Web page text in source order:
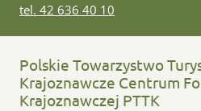
tel:
tel. 42 636 40 10
Polskie Towarzystwo
Krajoznawcze Centrum
Krajoznawczej PTTK